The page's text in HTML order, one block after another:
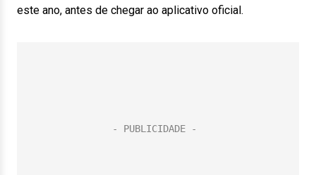
este ano, antes de chegar ao aplicativo oficial.